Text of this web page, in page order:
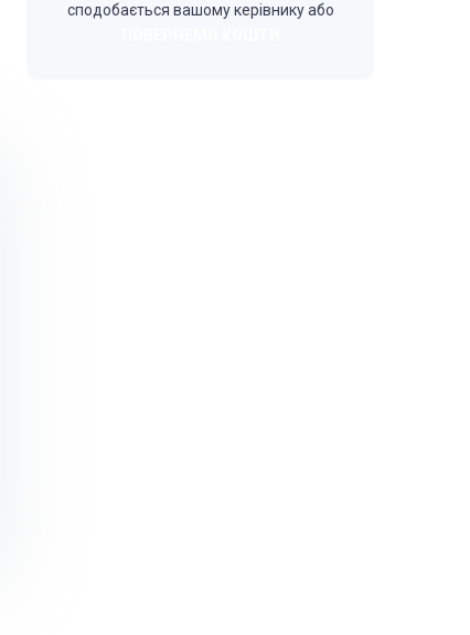
сподобається вашому керівнику або